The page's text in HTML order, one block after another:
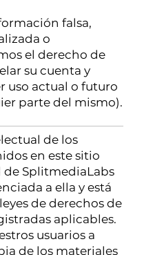
falsa,
o
el derecho de
su cuenta y
uso actual o futuro
parte del mismo).
de los
en este sitio
SplitmediaLabs
a ella y está
de derechos de
aplicables.
usuarios a
de los materiales